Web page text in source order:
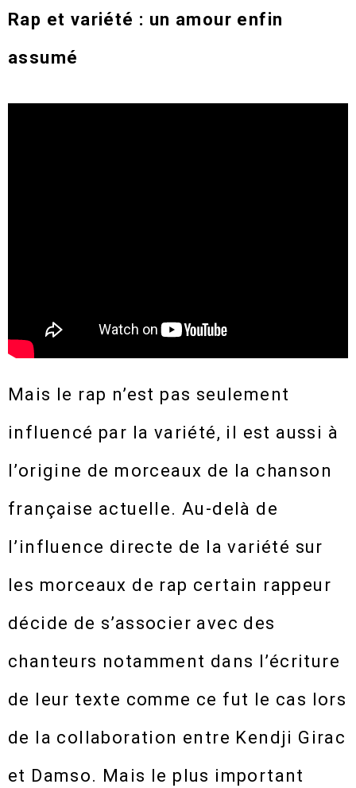
Rap et variété : un amour enfin
assumé
Mais le rap n’est pas seulement
influencé par la variété, il est aussi à
l’origine de morceaux de la chanson
française actuelle. Au-delà de
l’influence directe de la variété sur
les morceaux de rap certain rappeur
décide de s’associer avec des
chanteurs notamment dans l’écriture
de leur texte comme ce fut le cas lors
de la collaboration entre Kendji Girac
et Damso. Mais le plus important